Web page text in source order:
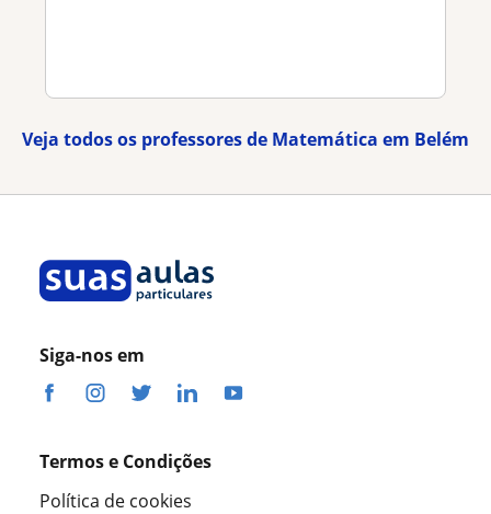
Veja todos os professores de Matemática em Belém
Siga-nos em
Termos e Condições
Política de cookies